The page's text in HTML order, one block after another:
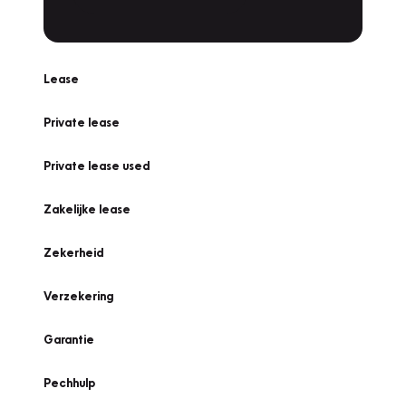
Lease
Private lease
Private lease used
Zakelijke lease
Zekerheid
Verzekering
Garantie
Pechhulp